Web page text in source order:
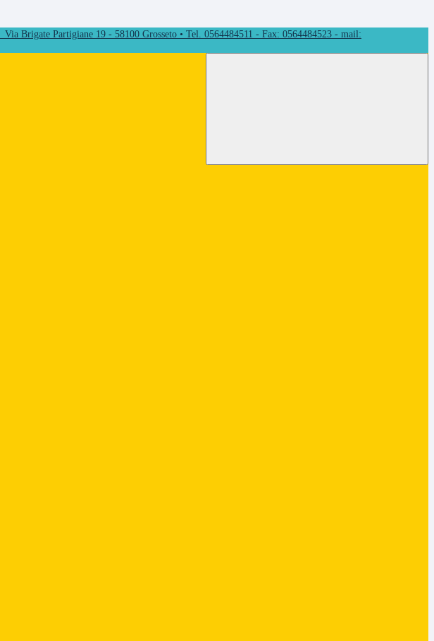
Via Brigate Partigiane 19 - 58100 Grosseto • Tel. 0564484511 - Fax: 0564484523 - mail: